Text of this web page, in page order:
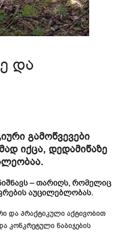
და
გამოწვევები
იქცა, დედამიწაზე
.
–თარიღს,რომელიც
აუცილებლობას.
და პრაქტიკული აქტივობით
კონკრეტული ნაბიჯების